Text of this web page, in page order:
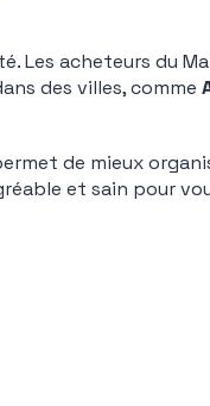
Les acheteurs du
des villes, comme
de mieux
et sain pour